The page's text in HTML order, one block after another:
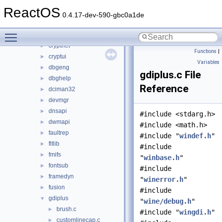
ReactOS 0.4.17-dev-590-gbc0a1de
► crypt32
► cryptnet
► cryptui
► dbgeng
► dbghelp
► dciman32
► devmgr
► dnsapi
► dwmapi
► faultrep
► fltlib
► fmifs
► fontsub
► framedyn
► fusion
▼ gdiplus
► brush.c
► customlinecap.c
Functions |
Variables
gdiplus.c File
Reference
#include <stdarg.h>
#include <math.h>
#include "windef.h"
#include
"winbase.h"
#include
"winerror.h"
#include
"wine/debug.h"
#include "wingdi.h"